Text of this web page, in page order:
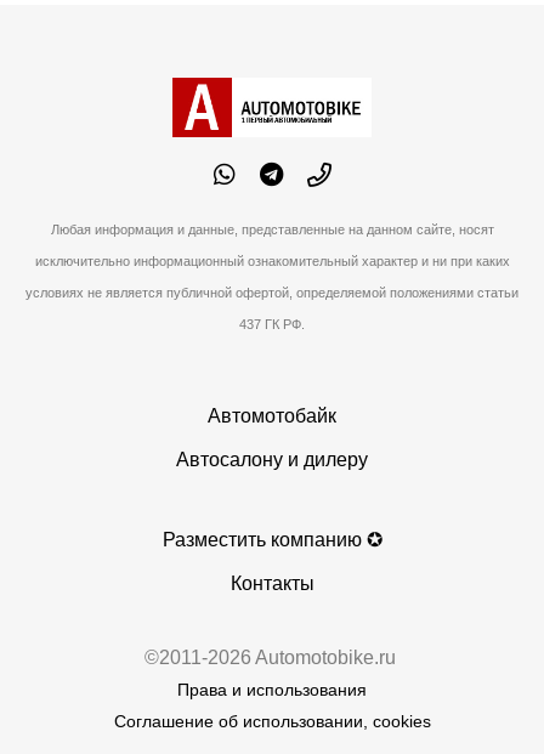
Любая информация и данные, представленные на данном сайте, носят
исключительно информационный ознакомительный характер и ни при каких
условиях не является публичной офертой, определяемой положениями статьи
437 ГК РФ.
Автомотобайк
Автосалону и дилеру
Разместить компанию ✪
Контакты
©2011-2026 Automotobike.ru
Права и использования
Соглашение об использовании, cookies